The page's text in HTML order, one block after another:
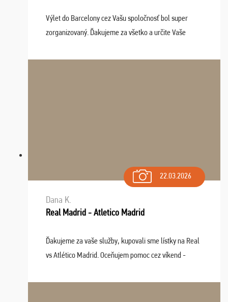
Výlet do Barcelony cez Vašu spoločnosť bol super
zorganizovaný. Ďakujeme za všetko a určite Vaše
22.03.2026
Dana K.
Real Madrid - Atletico Madrid
Ďakujeme za vaše služby, kupovali sme lístky na Real
vs Atlético Madrid. Oceňujem pomoc cez víkend -
spokojnosti. Sedenie bolo dobré, štadión Barnabéu ...